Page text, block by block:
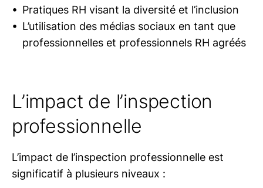
Pratiques RH visant la diversité et l’inclusion
L’utilisation des médias sociaux en tant que
professionnelles et professionnels RH agréés
L’impact de l’inspection
professionnelle
L’impact de l’inspection professionnelle est
significatif à plusieurs niveaux :